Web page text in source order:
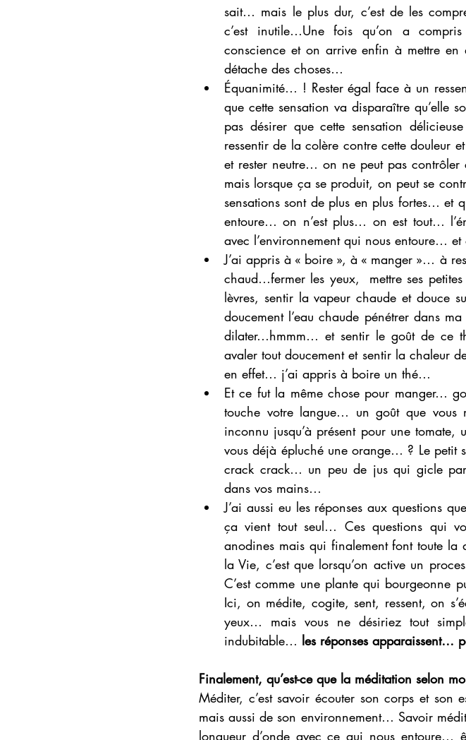
sait… mais le plus dur, c’est de les
c’est inutile…Une fois qu’on a
conscience et on arrive enfin à mettre
détache des choses…
Équanimité… ! Rester égal face à un
que cette sensation va disparaître qu’elle
pas désirer que cette sensation
ressentir de la colère contre cette douleur
et rester neutre… on ne peut pas
mais lorsque ça se produit, on peut se
sensations sont de plus en plus fortes… et
entoure… on n’est plus… on est tout…
avec l’environnement qui nous entoure…
J’ai appris à « boire », à « manger »… à
chaud…fermer les yeux,  mettre ses
lèvres, sentir la vapeur chaude et douce
doucement l’eau chaude pénétrer dans
dilater…hmmm… et sentir le goût de
avaler tout doucement et sentir la chaleur
en effet… j’ai appris à boire un thé…
Et ce fut la même chose pour manger…
touche votre langue… un goût que vous
inconnu jusqu’à présent pour une
vous déjà épluché une orange… ? Le petit
crack crack… un peu de jus qui gicle
dans vos mains…
J’ai aussi eu les réponses aux questions
ça vient tout seul… Ces questions qui
anodines mais qui finalement font toute
la Vie, c’est que lorsqu’on active un
C’est comme une plante qui bourgeonne
Ici, on médite, cogite, sent, ressent, on
yeux… mais vous ne désiriez tout
indubitable… les réponses apparaissent…
Finalement, qu’est-ce que la méditation selon
Méditer, c’est savoir écouter son corps et
mais aussi de son environnement… Savoir
longueur d’onde avec ce qui nous entoure…